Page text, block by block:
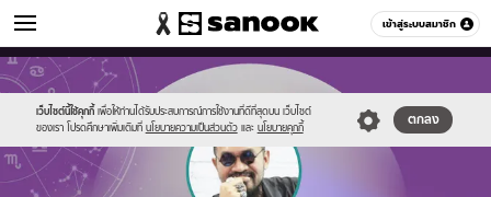
เข้าสู่ระบบสมาชิก
ดูดวง หมวดอื่นๆ
เว็บไซต์นี้ใช้คุกกี้ เพื่อให้ท่านได้รับประสบการณ์การใช้งานที่ดีที่สุดบน เว็บไซต์
ของเรา โปรดศึกษาเพิ่มเติมที่ นโยบายความเป็นส่วนตัว และ นโยบายคุกกี้
ตกลง
Sanook
//s.isanook.com/sr/0/images/logo-
new-
sanook.png
600
60
//s.isanook.com/ho/0/ud/32/161277/horo1.4.jpg